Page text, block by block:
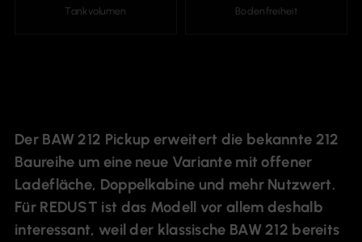
Tankvolumen Bodenfreiheit
Der BAW 212 Pickup erweitert die bekannte 212
Baureihe um eine neue Variante mit offener
Ladefläche, Doppelkabine und mehr Nutzwert.
Für REDUST ist das Modell vor allem deshalb
interessant, weil der klassische BAW 212 bereits